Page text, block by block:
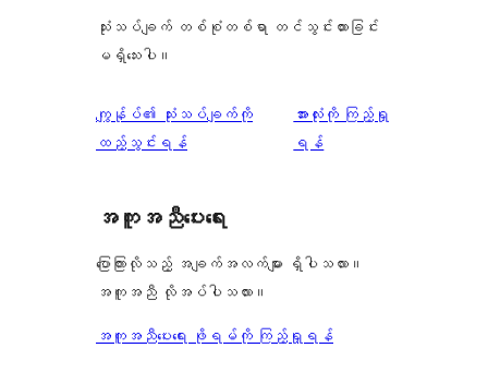
သုံးသပ်ချက် တစ်စုံတစ်ရာ တင်သွင်းထားခြင်း
မရှိသေးပါ။
ကျွန်ုပ်၏ သုံးသပ်ချက်ကို
ထည့်သွင်းရန်
သုံးသပ်
ချက်
အားလုံးကို ကြည့်ရှု
ရန်
အကူအညီပေးရေး
ပြောကြားလိုသည့် အချက်အလက်များ ရှိပါသလား။
အကူအညီ လိုအပ်ပါသလား။
အကူအညီပေးရေး ဖိုရမ်ကို ကြည့်ရှုရန်